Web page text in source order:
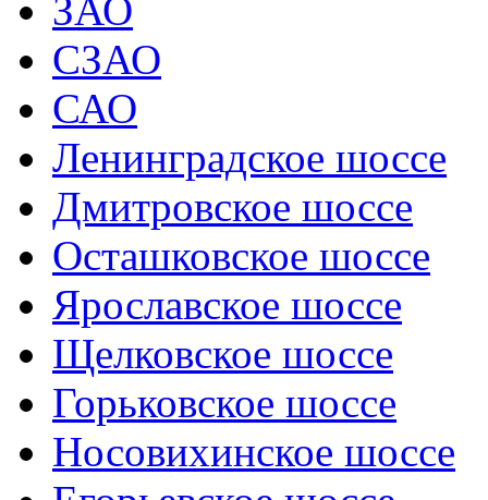
ЗАО
СЗАО
САО
Ленинградское шоссе
Дмитровское шоссе
Осташковское шоссе
Ярославское шоссе
Щелковское шоссе
Горьковское шоссе
Носовихинское шоссе